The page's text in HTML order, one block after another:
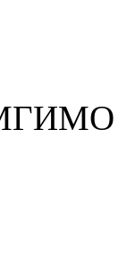
МГИМО